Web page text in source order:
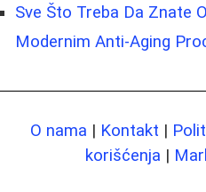
Sve Što Treba Da Znate
Modernim Anti-Aging
O nama | Kontakt |
korišćenja |